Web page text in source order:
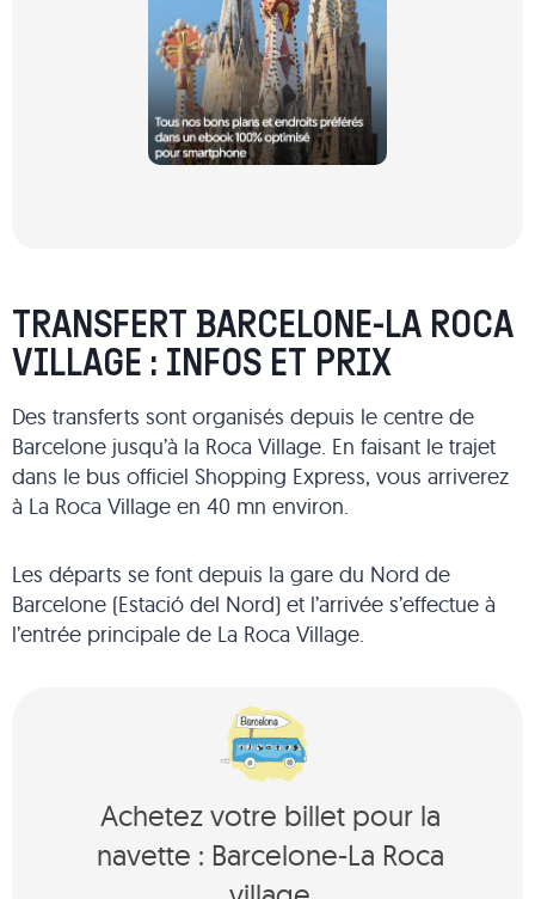
TRANSFERT BARCELONE-LA ROCA
VILLAGE : INFOS ET PRIX
Des transferts sont organisés depuis le centre de
Barcelone jusqu’à la Roca Village. En faisant le trajet
dans le bus officiel Shopping Express, vous arriverez
à La Roca Village en 40 mn environ.
Les départs se font depuis la gare du Nord de
Barcelone (Estació del Nord) et l’arrivée s’effectue à
l’entrée principale de La Roca Village.
Achetez votre billet pour la
navette : Barcelone-La Roca